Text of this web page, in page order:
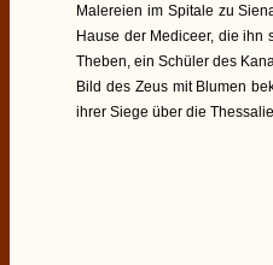
Malereien im Spitale zu
Hause der Mediceer, die ihn
Theben, ein Schüler des
Bild des Zeus mit Blumen
ihrer Siege über die